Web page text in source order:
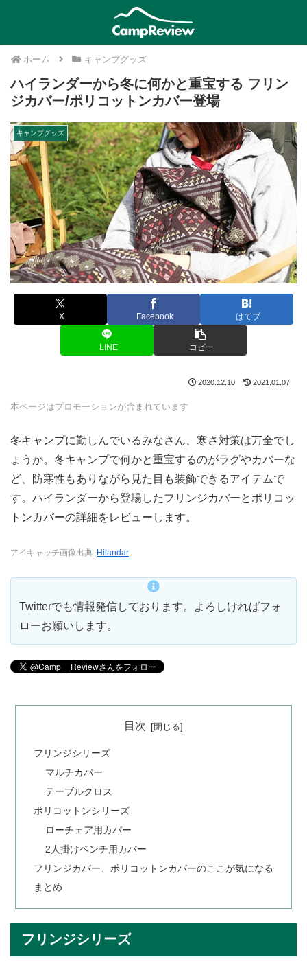
ホーム キャンプグッズ
ハイランダーから冬に何かと重宝する フリン
ジカバー/ポリコットンカバー登場
キャンプグッズ
X Facebook はてブ
LINE コピー
2020.12.10 2021.01.07
本ページはプロモーションが含まれています
冬キャンプに勤しんでいるみなさん、寒さ対策は万全でし
ょうか。冬キャンプで何かと重宝するのがラグやカバーな
ど、防寒性もありながら見た目も装飾できるアイテムで
す。ハイランダーから登場したフリンジカバーとポリコッ
トンカバーの詳細をレビューします。
アイキャッチ画像出典: Hilandar
Twitterでも情報発信しております。よろしければフォ
ローお願いします。
目次
フリンジシリーズ
マルチカバー
テーブルクロス
ポリコットンシリーズ
ローチェア用カバー
2人掛けベンチ用カバー
フリンジカバー、ポリコットンカバーのここが気になる
まとめ
フリンジシリーズ